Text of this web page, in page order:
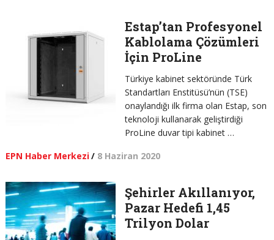
Estap’tan Profesyonel
Kablolama Çözümleri
İçin ProLine
Türkiye kabinet sektöründe Türk
Standartları Enstitüsü’nün (TSE)
onaylandığı ilk firma olan Estap, son
teknoloji kullanarak geliştirdiği
ProLine duvar tipi kabinet …
EPN Haber Merkezi/ 8 Haziran 2020
Şehirler Akıllanıyor,
Pazar Hedefi 1,45
Trilyon Dolar